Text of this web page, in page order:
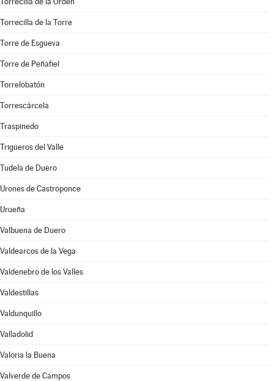
Torrecilla de la Torre
Torre de Esgueva
Torre de Peñafiel
Torrelobatón
Torrescárcela
Traspinedo
Trigueros del Valle
Tudela de Duero
Urones de Castroponce
Urueña
Valbuena de Duero
Valdearcos de la Vega
Valdenebro de los Valles
Valdestillas
Valdunquillo
Valladolid
Valoria la Buena
Valverde de Campos